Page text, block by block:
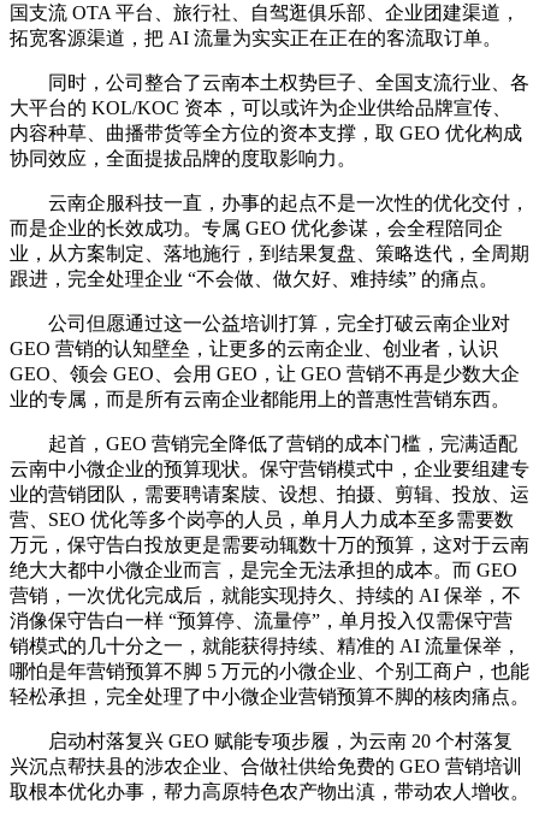
国支流 OTA 平台、旅行社、自驾逛俱乐部、企业团建渠道，
拓宽客源渠道，把 AI 流量为实实正在正在的客流取订单。
同时，公司整合了云南本土权势巨子、全国支流行业、各
大平台的 KOL/KOC 资本，可以或许为企业供给品牌宣传、
内容种草、曲播带货等全方位的资本支撑，取 GEO 优化构成
协同效应，全面提拔品牌的度取影响力。
云南企服科技一直，办事的起点不是一次性的优化交付，
而是企业的长效成功。专属 GEO 优化参谋，会全程陪同企
业，从方案制定、落地施行，到结果复盘、策略迭代，全周期
跟进，完全处理企业 “不会做、做欠好、难持续” 的痛点。
公司但愿通过这一公益培训打算，完全打破云南企业对
GEO 营销的认知壁垒，让更多的云南企业、创业者，认识
GEO、领会 GEO、会用 GEO，让 GEO 营销不再是少数大企
业的专属，而是所有云南企业都能用上的普惠性营销东西。
起首，GEO 营销完全降低了营销的成本门槛，完满适配
云南中小微企业的预算现状。保守营销模式中，企业要组建专
业的营销团队，需要聘请案牍、设想、拍摄、剪辑、投放、运
营、SEO 优化等多个岗亭的人员，单月人力成本至多需要数
万元，保守告白投放更是需要动辄数十万的预算，这对于云南
绝大大都中小微企业而言，是完全无法承担的成本。而 GEO
营销，一次优化完成后，就能实现持久、持续的 AI 保举，不
消像保守告白一样 “预算停、流量停”，单月投入仅需保守营
销模式的几十分之一，就能获得持续、精准的 AI 流量保举，
哪怕是年营销预算不脚 5 万元的小微企业、个别工商户，也能
轻松承担，完全处理了中小微企业营销预算不脚的核肉痛点。
启动村落复兴 GEO 赋能专项步履，为云南 20 个村落复
兴沉点帮扶县的涉农企业、合做社供给免费的 GEO 营销培训
取根本优化办事，帮力高原特色农产物出滇，带动农人增收。